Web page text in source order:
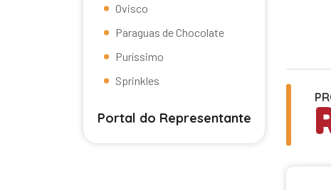
Ovisco
Paraguas de Chocolate
Puríssimo
Sprinkles
Portal do Representante